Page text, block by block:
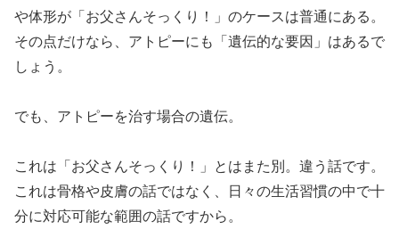
や体形が「お父さんそっくり！」のケースは普通にある。
その点だけなら、アトピーにも「遺伝的な要因」はあるで
しょう。
でも、アトピーを治す場合の遺伝。
これは「お父さんそっくり！」とはまた別。違う話です。
これは骨格や皮膚の話ではなく、日々の生活習慣の中で十
分に対応可能な範囲の話ですから。